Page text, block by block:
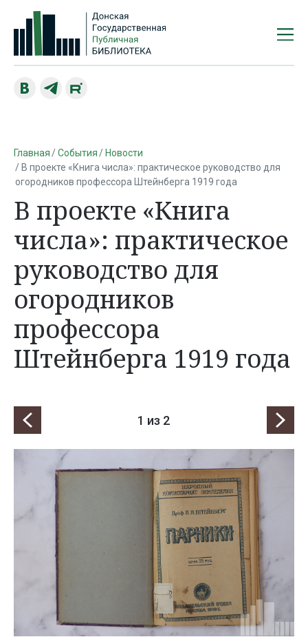
Главная События
Новости
В проекте «Книга числа»: практическое руководство для
огородников профессора Штейнберга 1919 года
В проекте «Книга
числа»: практическое
руководство для
огородников
профессора
Штейнберга 1919 года
1 из 2